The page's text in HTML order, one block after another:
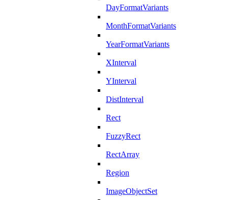
DayFormatVariants
MonthFormatVariants
YearFormatVariants
XInterval
YInterval
DistInterval
Rect
FuzzyRect
RectArray
Region
ImageObjectSet